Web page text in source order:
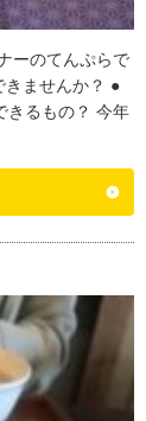
ーのてんぷらで
きませんか？ ●
きるもの？ 今年